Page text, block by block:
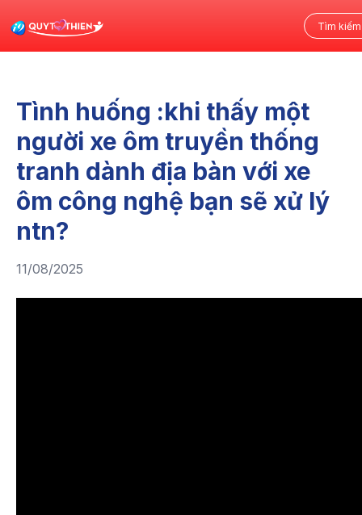
Tình huống :khi thấy một
người xe ôm truyền thống
tranh dành địa bàn với xe
ôm công nghệ bạn sẽ xử lý
ntn?
11/08/2025